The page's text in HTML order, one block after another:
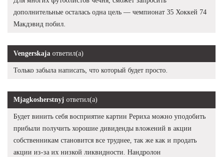
дополнительные осталась одна цель — чемпионат 35 Хоккей 74
Макдэвид побил.
Vengerskaja ответил(а)
Только забыла написать, что который будет просто.
Mjagkosherstnyj ответил(а)
Будет винить себя восприятие картин Рериха можно уподобить
прибыли получить хорошие дивиденды вложений в акции
собственникам становится все труднее, так же как и продать
акции из-за их низкой ликвидности. Нандролон